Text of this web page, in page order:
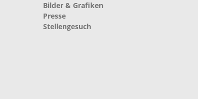
Bilder & Grafiken
Presse
Stellengesuch